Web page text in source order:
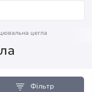
цегла
Фільтр